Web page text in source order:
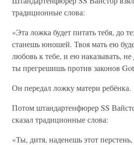
традиционные слова:
«Эта ложка будет питать тебя, до
станешь юношей. Твоя мать ею
любовь к тебе, и ею наказывать,
ты прегрешишь против законов
Он передал ложку матери ребёнка.
Потом штандартенфюрер SS
сказал традиционные слова:
«Ты, дитя, наденешь этот